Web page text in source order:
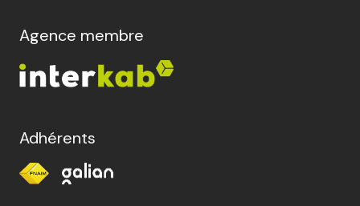
Agence membre
Adhérents